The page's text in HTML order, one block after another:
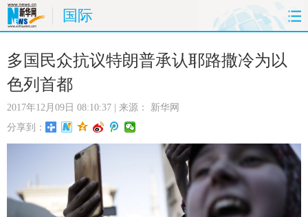
国际
首页 时政 国际 财经
娱乐
时尚 思客
华人 汽车
科技 能源 房产
多国民众抗议特朗普承认耶路撒冷为以
色列首都
2017年12月09日 08:10:37 | 来源： 新华网
分享到：